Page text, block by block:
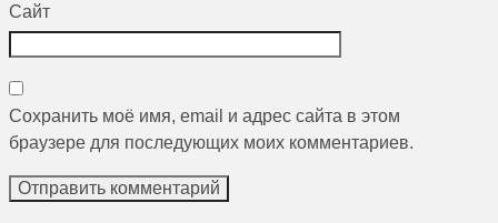
Сайт
Сохранить моё имя, email и адрес сайта в этом
браузере для последующих моих комментариев.